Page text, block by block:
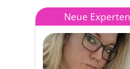
Neue Experten